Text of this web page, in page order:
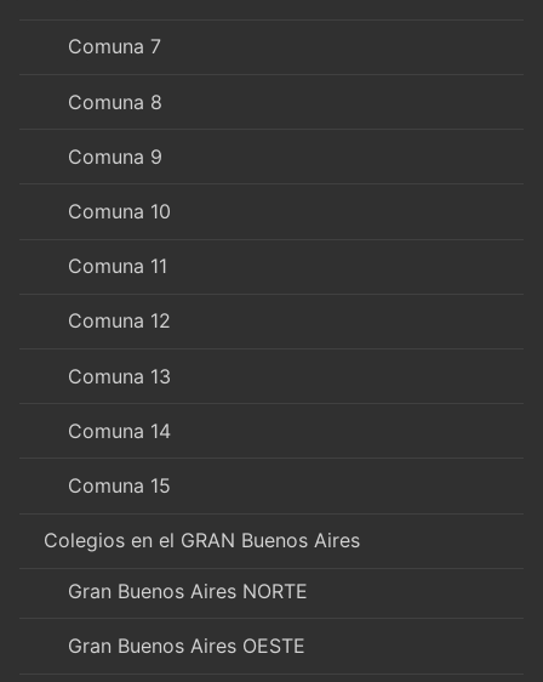
Comuna 7
Comuna 8
Comuna 9
Comuna 10
Comuna 11
Comuna 12
Comuna 13
Comuna 14
Comuna 15
Colegios en el GRAN Buenos Aires
Gran Buenos Aires NORTE
Gran Buenos Aires OESTE